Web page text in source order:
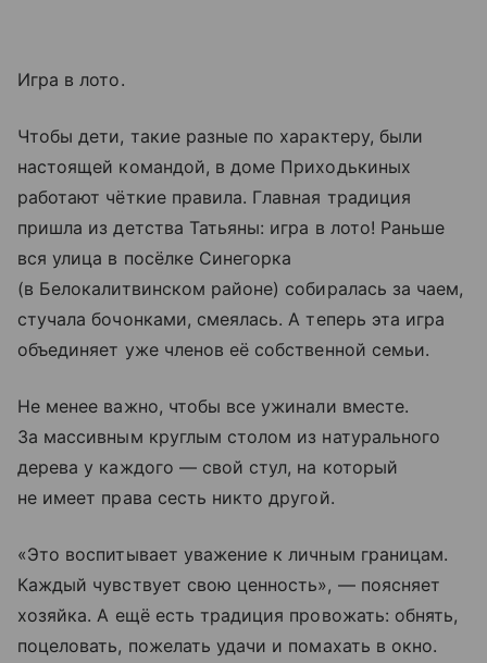
Игра в лото.
Чтобы дети, такие разные по характеру, были
настоящей командой, в доме Приходькиных
работают чёткие правила. Главная традиция
пришла из детства Татьяны: игра в лото! Раньше
вся улица в посёлке Синегорка
(в Белокалитвинском районе) собиралась за чаем,
стучала бочонками, смеялась. А теперь эта игра
объединяет уже членов её собственной семьи.
Не менее важно, чтобы все ужинали вместе.
За массивным круглым столом из натурального
дерева у каждого — свой стул, на который
не имеет права сесть никто другой.
«Это воспитывает уважение к личным границам.
Каждый чувствует свою ценность», — поясняет
хозяйка. А ещё есть традиция провожать: обнять,
поцеловать, пожелать удачи и помахать в окно.